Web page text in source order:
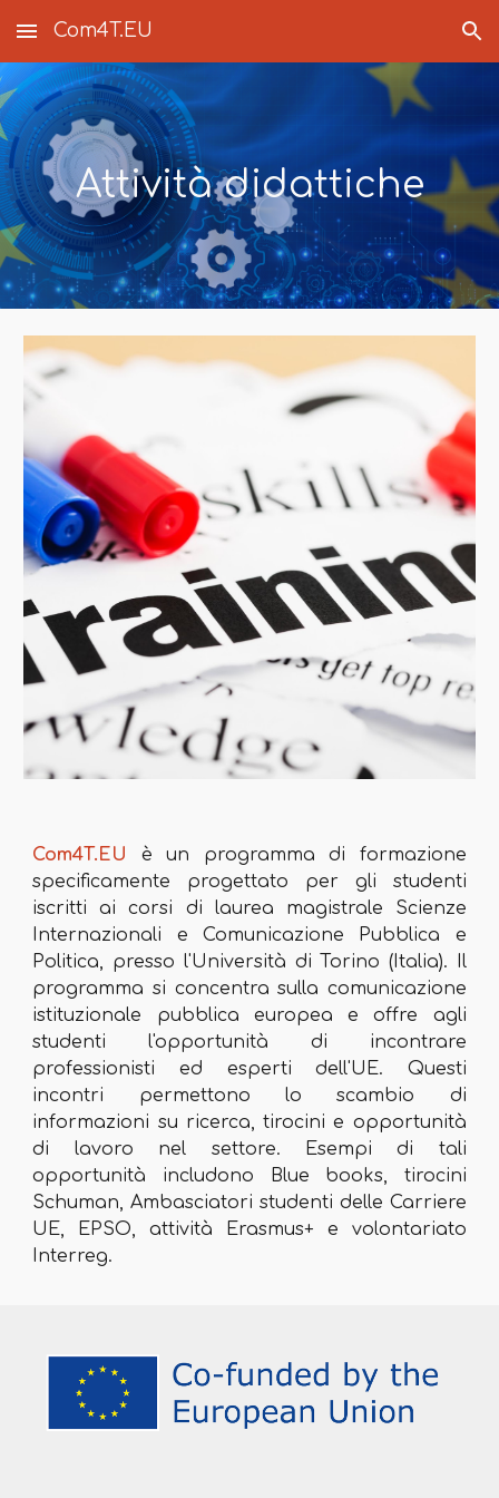
Skip to main content Skip to navigation
Com4T.EU
Attività didattiche
Com4T.EU
è un programma di formazione
specificamente progettato per gli studenti
iscritti ai corsi di laurea magistrale Scienze
Internazionali e Comunicazione Pubblica e
Politica, presso l'Università di Torino (Italia). Il
programma si concentra sulla comunicazione
istituzionale pubblica europea e offre agli
studenti l'opportunità di incontrare
professionisti ed esperti dell'UE. Questi
incontri permettono lo scambio di
informazioni su ricerca, tirocini e opportunità
di lavoro nel settore. Esempi di tali
opportunità includono Blue books, tirocini
Schuman, Ambasciatori studenti delle Carriere
UE, EPSO, attività Erasmus+ e volontariato
Interreg.